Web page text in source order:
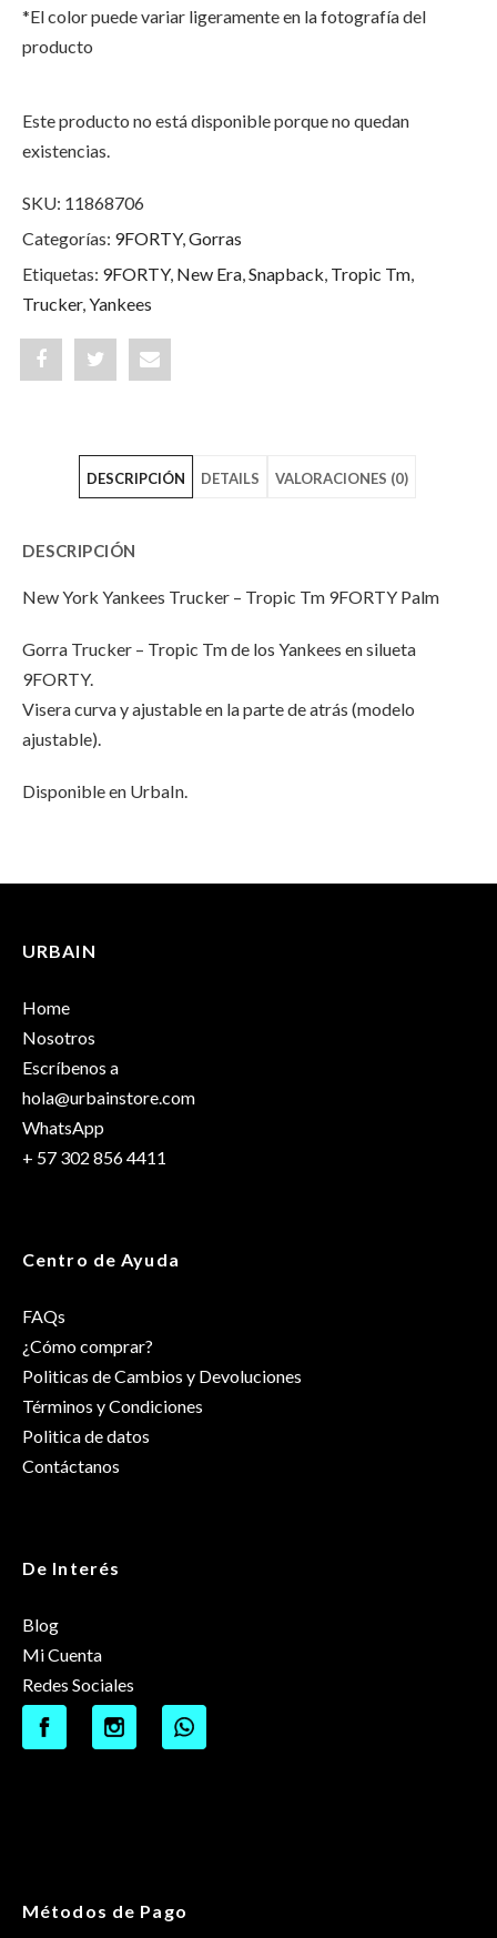
*El color puede variar ligeramente en la fotografía del
producto
Este producto no está disponible porque no quedan
existencias.
SKU: 11868706
Categorías: 9FORTY,Gorras
Etiquetas: 9FORTY, New Era,Snapback, Tropic Tm,
Trucker,Yankees
Share
Yankees
Tm
Palm"
Post
York
Tropic
9FORTY
Palm"
Share
Yankees
Tm
on
DESCRIPCIÓN DETAILS VALORACIONES (0)
DESCRIPCIÓN
New York Yankees Trucker – Tropic Tm 9FORTY Palm
Gorra Trucker – Tropic Tm de los Yankees en silueta
9FORTY.
Visera curva y ajustable en la parte de atrás (modelo
ajustable).
Disponible en UrbaIn.
Dimensiones
Solo los usuarios registrados que hayan comprado este
URBAIN
Home
Nosotros
Escríbenos a
hola@urbainstore.com
WhatsApp
+ 57 302 856 4411
Centro de Ayuda
FAQs
¿Cómo comprar?
Politicas de Cambios y Devoluciones
Términos y Condiciones
Politica de datos
Contáctanos
De Interés
Blog
Mi Cuenta
Redes Sociales
Métodos de Pago